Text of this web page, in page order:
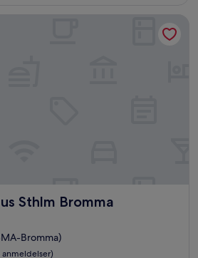
Sthlm Bromma
Bromma
Bromma)
anmeldelser)